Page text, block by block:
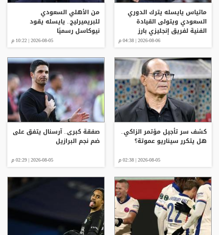
ماتياس يايسله يترك الدوري
السعودي ويتولى القيادة
الفنية لفريق إنجليزي بارز
2026-08-06 | 04:38 م
من الأهلي السعودي
للبريميرليج.. يايسله يقود
نيوكاسل رسميًا
2026-08-05 | 10:22 م
كشف سر تأجيل مؤتمر الزاكي..
هل يتكرر سيناريو عموتة؟
2026-08-05 | 02:38 م
صفقة كبرى.. آرسنال يتفق على
ضم نجم البرازيل
2026-08-05 | 02:29 م